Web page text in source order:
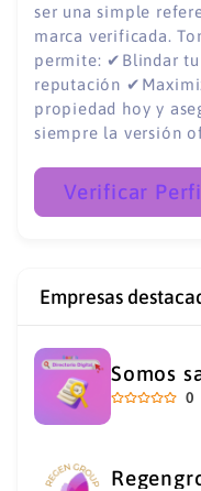
ser una simple
marca verificada.
permite: ✔Blindar
reputación
propiedad hoy y
siempre la versión
Verificar
Empresas
Somos
0